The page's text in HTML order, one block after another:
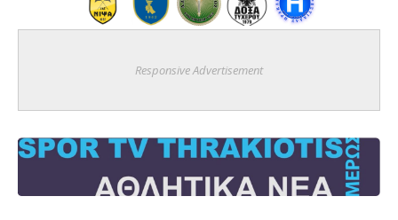
Responsive Advertisement